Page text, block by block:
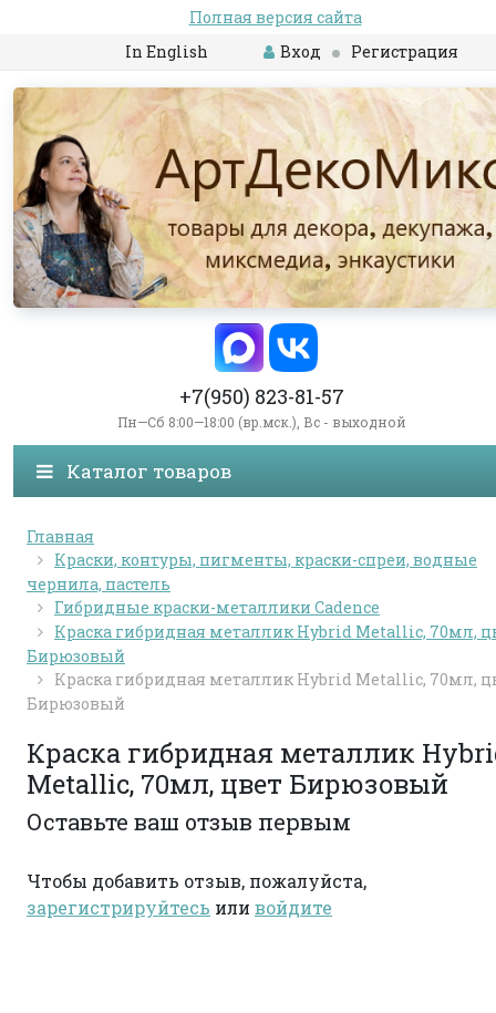
Полная версия сайта
In English
Вход Регистрация
+7(950) 823-81-57
Пн—Сб 8:00—18:00 (вр.мск.), Вс - выходной
Каталог товаров
Главная
Краски, контуры, пигменты, краски-спреи, водные
чернила, пастель
Гибридные краски-металлики Cadence
Краска гибридная металлик Hybrid Metallic, 70мл,
Бирюзовый
Краска гибридная металлик Hybrid Metallic, 70мл,
Бирюзовый
Краска гибридная металлик
Metallic, 70мл, цвет Бирюзовый
Оставьте ваш отзыв первым
Чтобы добавить отзыв, пожалуйста,
зарегистрируйтесь или войдите